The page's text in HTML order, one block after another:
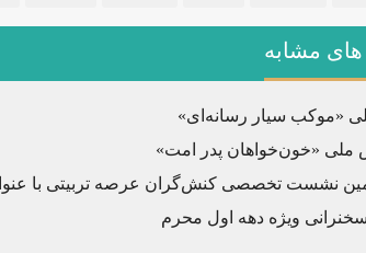
های مشابه
«موکب سیار رسانه‌ای»
ملی «خون‌خواهان پدر امت»
نشست تخصصی کنش‌گران عرصه تربیتی با
سخنرانی ویژه دهه اول محرم